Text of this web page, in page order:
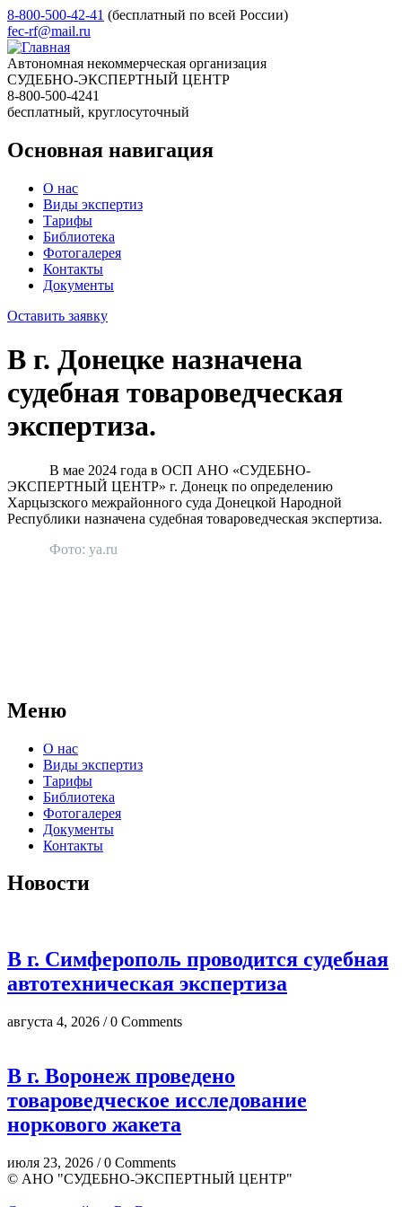
8-800-500-42-41 (бесплатный по всей России)
fec-rf@mail.ru
Автономная некоммерческая организация
СУДЕБНО-ЭКСПЕРТНЫЙ ЦЕНТР
8-800-500-4241
бесплатный, круглосуточный
Основная навигация
О нас
Виды экспертиз
Тарифы
Библиотека
Фотогалерея
Контакты
Документы
Оставить заявку
В г. Донецке назначена
судебная товароведческая
экспертиза.
В мае 2024 года в ОСП АНО «СУДЕБНО-
ЭКСПЕРТНЫЙ ЦЕНТР» г. Донецк по определению
Харцызского межрайонного суда Донецкой Народной
Республики назначена судебная товароведческая экспертиза.
Фото: ya.ru
Меню
О нас
Виды экспертиз
Тарифы
Библиотека
Фотогалерея
Документы
Контакты
Новости
В г. Симферополь проводится судебная
автотехническая экспертиза
августа 4, 2026 / 0 Comments
В г. Воронеж проведено
товароведческое исследование
норкового жакета
июля 23, 2026 / 0 Comments
© АНО "СУДЕБНО-ЭКСПЕРТНЫЙ ЦЕНТР"